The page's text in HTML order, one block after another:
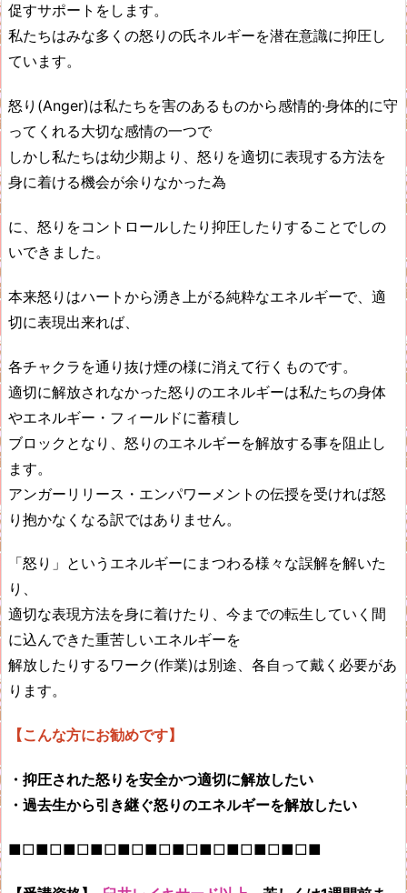
促すサポートをします。
私たちはみな多くの怒りの氏ネルギーを潜在意識に抑圧し
ています。
怒り(Anger)は私たちを害のあるものから感情的·身体的に守
ってくれる大切な感情の一つで
しかし私たちは幼少期より、怒りを適切に表現する方法を
身に着ける機会が余りなかった為
に、怒りをコントロールしたり抑圧したりすることでしの
いできました。
本来怒りはハートから湧き上がる純粋なエネルギーで、適
切に表現出来れば、
各チャクラを通り抜け煙の様に消えて行くものです。
適切に解放されなかった怒りのエネルギーは私たちの身体
やエネルギー・フィールドに蓄積し
ブロックとなり、怒りのエネルギーを解放する事を阻止し
ます。
アンガーリリース・エンパワーメントの伝授を受ければ怒
り抱かなくなる訳ではありません。
「怒り」というエネルギーにまつわる様々な誤解を解いた
り、
適切な表現方法を身に着けたり、今までの転生していく間
に込んできた重苦しいエネルギーを
解放したりするワーク(作業)は別途、各自って戴く必要があ
ります。
【こんな方にお勧めです】
・抑圧された怒りを安全かつ適切に解放したい
・過去生から引き継ぐ怒りのエネルギーを解放したい
■□■□■□■□■□■□■□■□■□■□■□■